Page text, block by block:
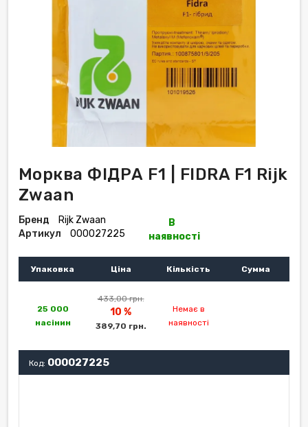
Морква ФІДРА F1 | FIDRA F1 Rijk
Zwaan
Бренд
Rijk Zwaan
Артикул
000027225
В
наявності
Упаковка Ціна Кількість Сумма
25 000
насінин
433,00 грн.
10 %
389,70 грн.
Немає в
наявності
Код: 000027225